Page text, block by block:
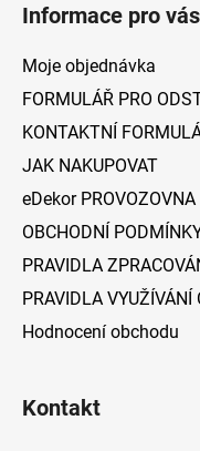
Informace pro vás
Moje objednávka
FORMULÁŘ PRO
KONTAKTNÍ
JAK NAKUPOVAT
eDekor PROVOZOVNA
OBCHODNÍ
PRAVIDLA
PRAVIDLA VYUŽÍVÁNÍ
Hodnocení obchodu
Kontakt